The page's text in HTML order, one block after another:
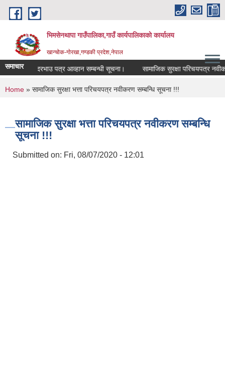
Skip to main content
भिमसेनथापा गाउँपालिका,गाउँ कार्यपालिकाकाे कार्यालय
खान्चोक-गाेरखा,गण्डकी प्रदेश,नेपाल
समाचार
लागि दरभाउ पत्र आव्हान सम्बन्धी सूचना। सामाजिक सुरक्षा परिचयपत्र
You are here
Home » सामाजिक सुरक्षा भत्ता परिचयपत्र नवीकरण सम्बन्धि सूचना !!!
सामाजिक सुरक्षा भत्ता परिचयपत्र नवीकरण सम्बन्धि
सूचना !!!
Submitted on: Fri, 08/07/2020 - 12:01